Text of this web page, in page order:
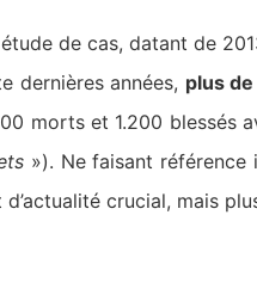
de cas, datant de
dernières années, plus
morts et 1.200 blessés
»). Ne faisant
d’actualité crucial, mais